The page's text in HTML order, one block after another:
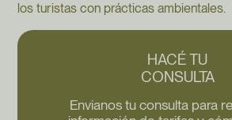
los turistas con prácticas ambientales.
HACÉ TU
CONSULTA
Envianos tu consulta para